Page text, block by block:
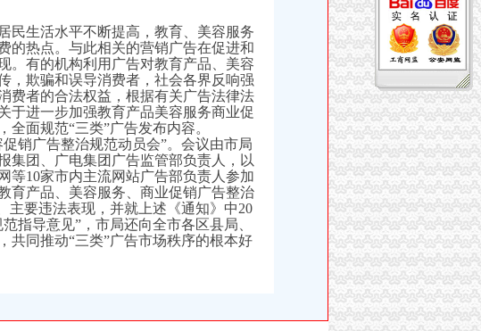
生活水平不断提高，教育、美容服务
的热点。与此相关的营销广告在促进和
。有的机构利用广告对教育产品、美容
，欺骗和误导消费者，社会各界反响强
费者的合法权益，根据有关广告法律法
于进一步加强教育产品美容服务商业促
面规范“三类”广告发布内容。
广告整治规范动员会”。会议由市局
集团、广电集团广告监管部负责人，以
等10家市内主流网站广告部负责人参加
育产品、美容服务、商业促销广告整治
主要违法表现，并就上述《通知》中20
指导意见”，市局还向全市各区县局、
共同推动“三类”广告市场秩序的根本好